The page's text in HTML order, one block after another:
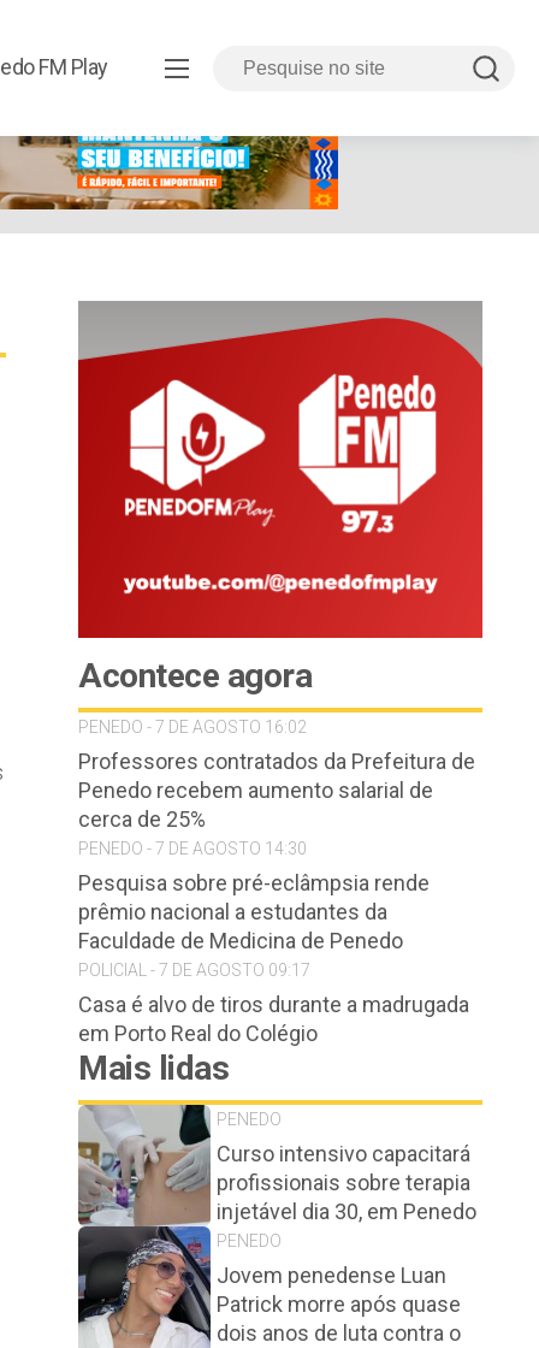
FM Play
Acontece agora
PENEDO - 7 DE AGOSTO 16:02
Professores contratados da Prefeitura de
Penedo recebem aumento salarial de
cerca de 25%
PENEDO - 7 DE AGOSTO 14:30
Pesquisa sobre pré-eclâmpsia rende
prêmio nacional a estudantes da
Faculdade de Medicina de Penedo
POLICIAL - 7 DE AGOSTO 09:17
Casa é alvo de tiros durante a madrugada
em Porto Real do Colégio
Mais lidas
PENEDO
Curso intensivo capacitará
profissionais sobre terapia
injetável dia 30, em Penedo
PENEDO
Jovem penedense Luan
Patrick morre após quase
dois anos de luta contra o